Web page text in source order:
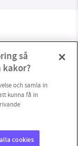
så
och samla in
kunna få in
cookies